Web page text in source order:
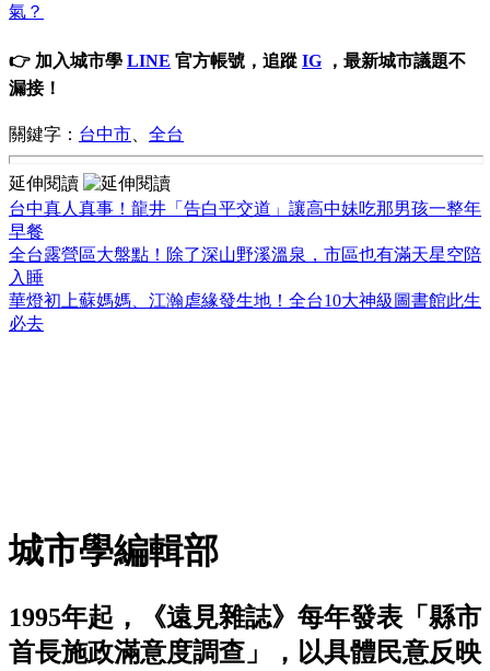
氣？
👉 加入城市學 LINE 官方帳號，追蹤 IG ，最新城市議題不
漏接！
關鍵字： 台中市 全台
延伸閱讀
台中真人真事！龍井「告白平交道」讓高中妹吃那男孩一整年
早餐
全台露營區大盤點！除了深山野溪溫泉，市區也有滿天星空陪
入睡
華燈初上蘇媽媽、江瀚虐緣發生地！全台10大神級圖書館此生
必去
城市學編輯部
1995年起，《遠見雜誌》每年發表「縣市
首長施政滿意度調查」，以具體民意反映